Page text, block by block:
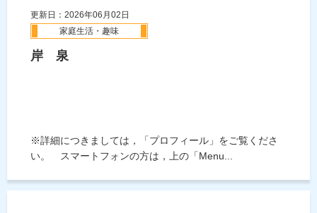
更新日：2026年06月02日
家庭生活・趣味
岸 泉
※詳細につきましては，「プロフィール」をご覧くださ
い。 スマートフォンの方は，上の「Menu...